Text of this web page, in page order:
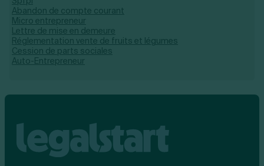
Abandon de compte courant
Micro entrepreneur
Lettre de mise en demeure
Réglementation vente de fruits et légumes
Cession de parts sociales
Auto-Entrepreneur